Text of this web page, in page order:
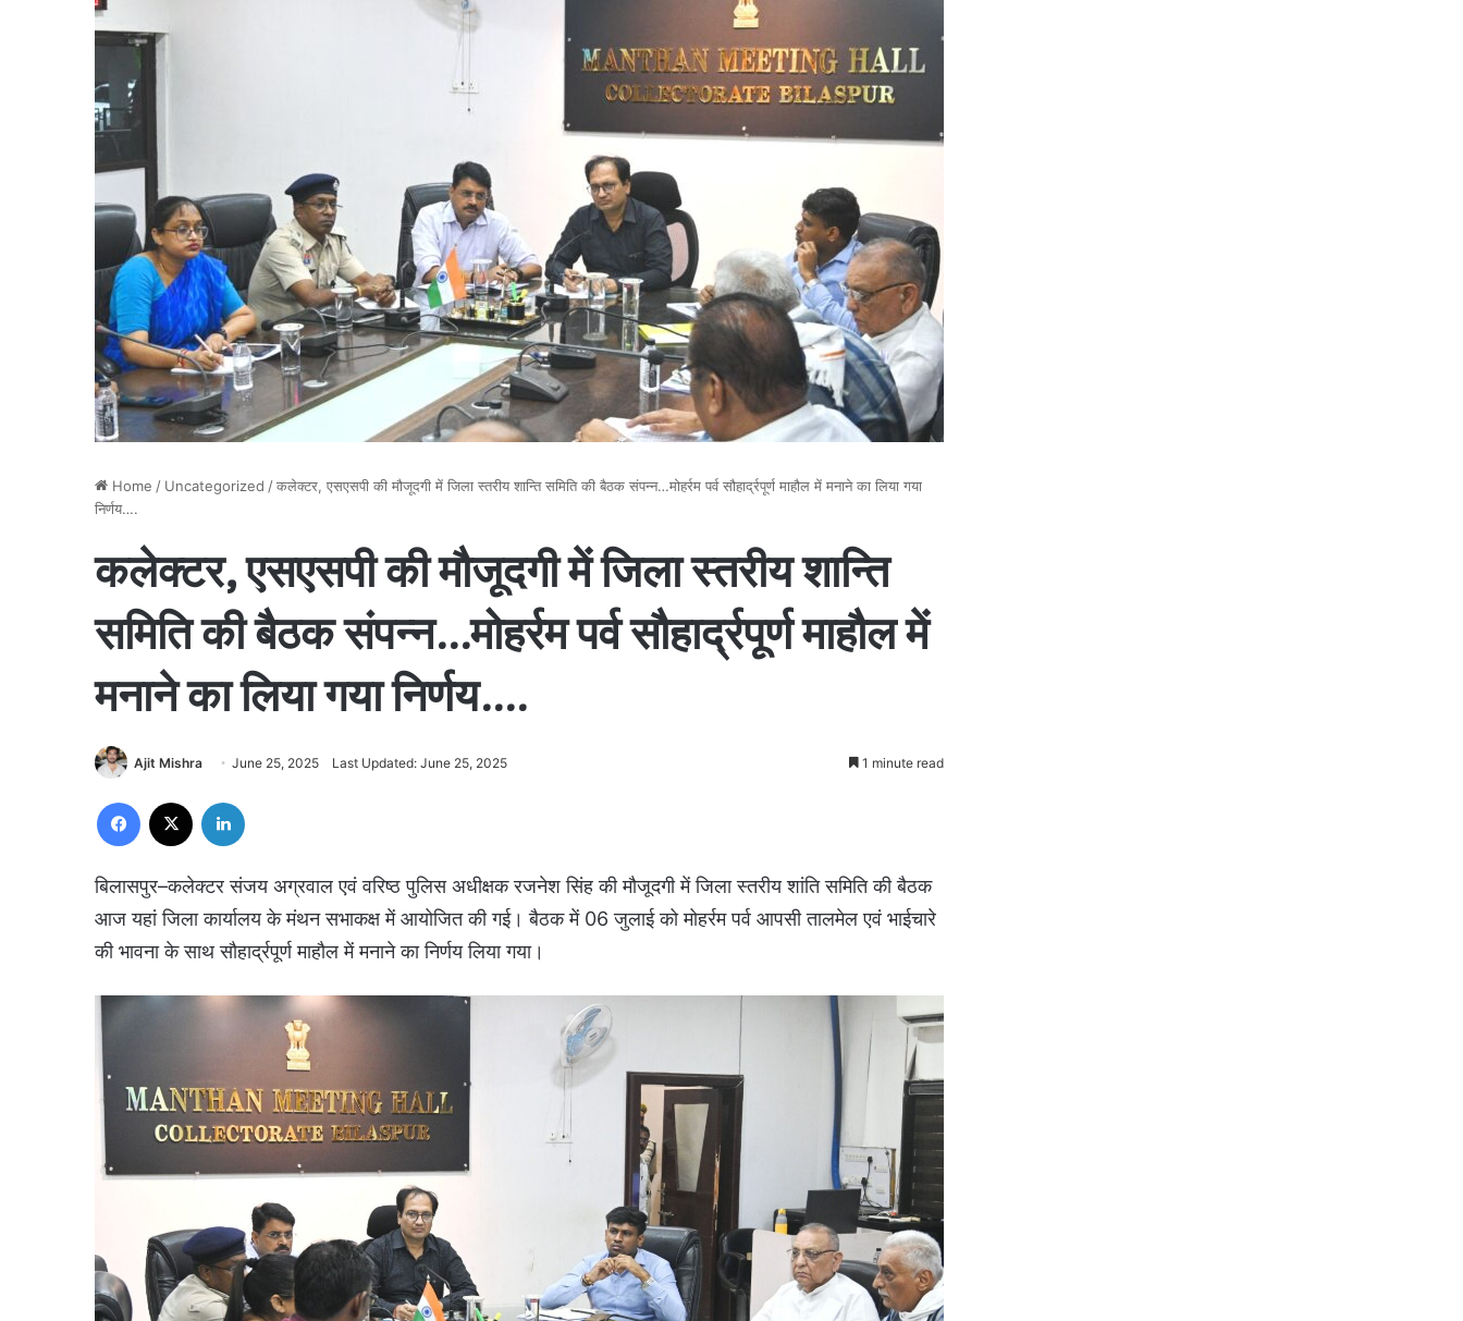
Home / Uncategorized /कलेक्टर, एसएसपी की मौजूदगी में जिला स्तरीय शान्ति समिति की बैठक संपन्न…मोहर्रम पर्व सौहार्द्रपूर्ण माहौल में मनाने का लिया गया
निर्णय….
कलेक्टर, एसएसपी की मौजूदगी में जिला स्तरीय शान्ति
समिति की बैठक संपन्न…मोहर्रम पर्व सौहार्द्रपूर्ण माहौल में
मनाने का लिया गया निर्णय….
Ajit Mishra June 25, 2025 Last Updated: June 25, 2025 1 minute read
Facebook
बिलासपुर–कलेक्टर संजय अग्रवाल एवं वरिष्ठ पुलिस अधीक्षक रजनेश सिंह की मौजूदगी में जिला स्तरीय शांति समिति की बैठक
आज यहां जिला कार्यालय के मंथन सभाकक्ष में आयोजित की गई। बैठक में 06 जुलाई को मोहर्रम पर्व आपसी तालमेल एवं भाईचारे
की भावना के साथ सौहार्द्रपूर्ण माहौल में मनाने का निर्णय लिया गया।